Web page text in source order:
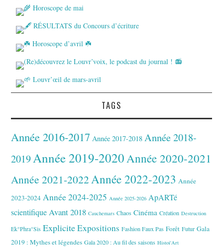
TAGS
Année 2016-2017 Année 2017-2018 Année 2018-
2019Année 2019-2020Année 2020-2021
Année 2021-2022Année 2022-2023 Année
2023-2024 Année 2024-2025 Année 2025-2026 ApARTé
scientifique Avant 2018 Cauchemars Chaos Cinéma Création Destruction
Ek°Phra°Sis ExpliciteExpositions Fashion Faux Pas Forêt Futur Gala
2019 : Mythes et légendes Gala 2020 : Au fil des saisons Histoi'Art